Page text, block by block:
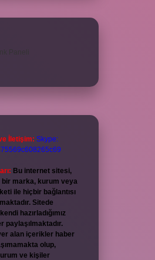
İletişim: Skype:
Bu internet sitesi,
bir marka, kurum veya
ile hiçbir bağlantısı
Sitede
hazırladığımız
paylaşılmaktadır.
alan içerikler haber
olup,
ve kişiler